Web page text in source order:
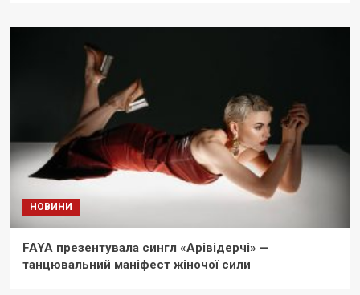
НОВИНИ
FAYA презентувала сингл «Арівідерчі» —
танцювальний маніфест жіночої сили